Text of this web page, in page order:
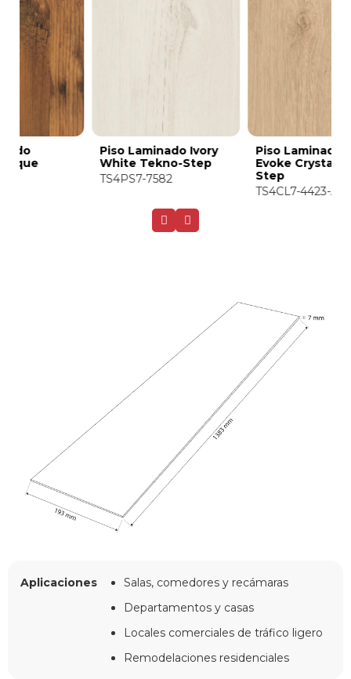
Piso Laminado Ivory
White Tekno-Step
TS4PS7-7582
Piso Laminado Oak
Evoke Crystal Tekno-
TS4CL7-4423-A
Aplicaciones
Salas, comedores y recámaras
Departamentos y casas
Locales comerciales de tráfico ligero
Remodelaciones residenciales